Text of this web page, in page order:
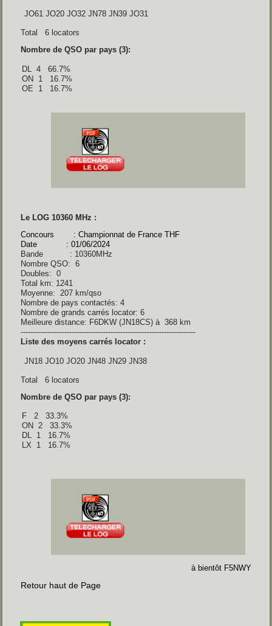
JO61 JO20 JO32 JN78 JN39 JO31
Total 6 locators
Nombre de QSO par pays (3):
DL  4   66.7%
ON  1   16.7%
OE  1   16.7%
Le LOG 10360 MHz :
Concours : Championnat de France THF
Date : 01/06/2024
Bande : 10360MHz
Nombre QSO: 6
Doubles: 0
Total km: 1241
Moyenne: 207 km/qso
Nombre de pays contactés: 4
Nombre de grands carrés locator: 6
Meilleure distance: F6DKW (JN18CS) à 368 km
------------------------------------------------------------------------
Liste des moyens carrés locator :
JN18 JO10 JO20 JN48 JN29 JN38
Total 6 locators
Nombre de QSO par pays (3):
F   2   33.3%
ON  2   33.3%
DL  1   16.7%
LX  1   16.7%
à bientôt F5NWY
Retour haut de Page